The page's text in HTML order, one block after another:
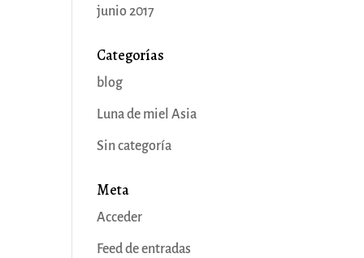
junio 2017
Categorías
blog
Luna de miel Asia
Sin categoría
Meta
Acceder
Feed de entradas